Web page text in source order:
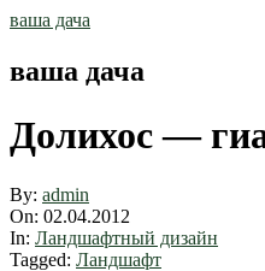
Skip
ваша дача
ваша дача
Долихос —
By: admin
On: 02.04.2012
In: Ландшафтный дизайн
Tagged: Ландшафт